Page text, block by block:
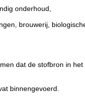
onderhoud,
brouwerij,
dat de stofbron in het
binnengevoerd.